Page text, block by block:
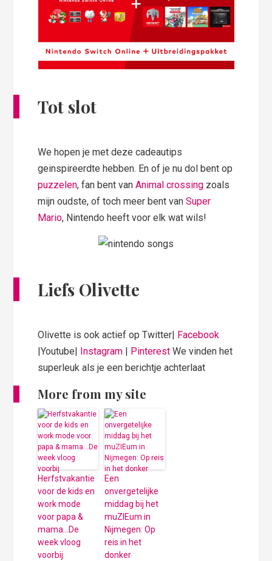
Tot slot
We hopen je met deze cadeautips
geinspireerdte hebben. En of je nu dol bent op
puzzelen, fan bent vanAnimal crossing zoals
mijn oudste, of toch meer bent vanSuper
Mario, Nintendo heeft voor elk wat wils!
Liefs Olivette
Olivette is ook actief op Twitter|
Facebook
|Youtube|
Instagram Pinterest We vinden het
superleuk als je een berichtje achterlaat
More from my site
Herfstvakantie
voor de kids en
work mode
voor papa &
mama…De
week vloog
voorbij
Een
onvergetelijke
middag bij het
muZIEum in
Nijmegen: Op
reis in het
donker